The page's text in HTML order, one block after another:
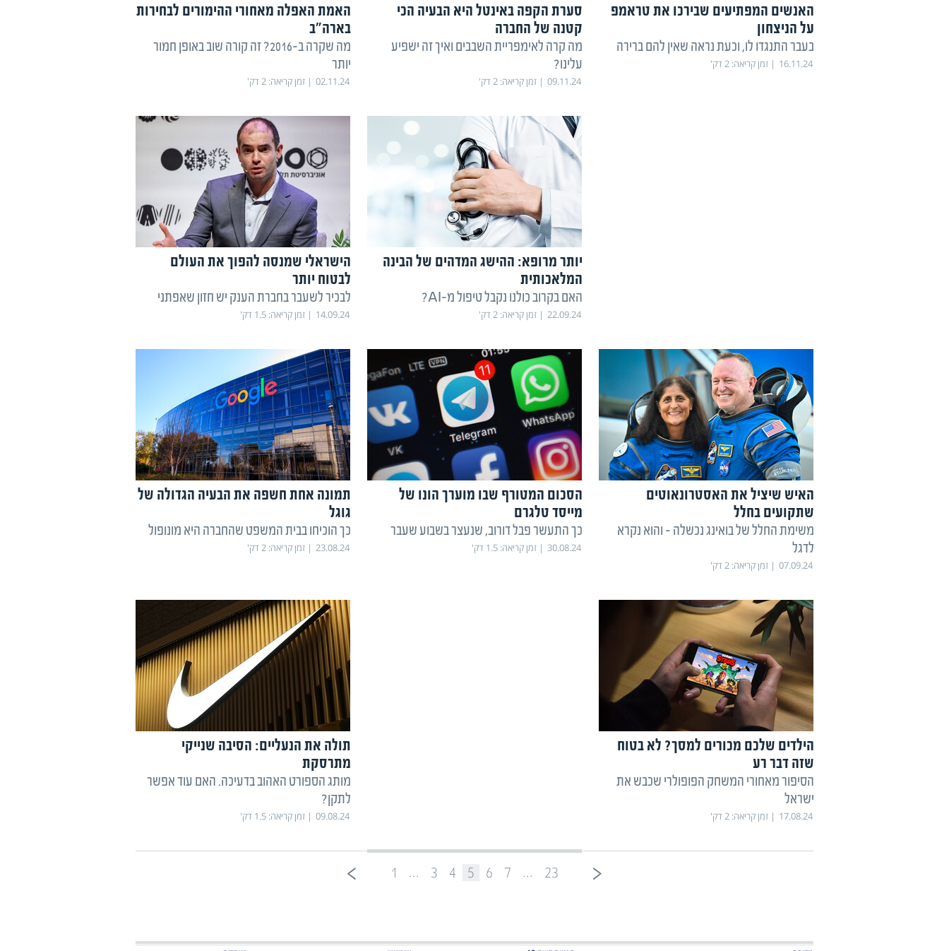
האנשים המפתיעים שבירכו את טראמפ
על הניצחון
בעבר התנגדו לו, וכעת נראה שאין להם ברירה
16.11.24 זמן קריאה:2 דק'
סערת הקפה באינטל היא הבעיה הכי
קטנה של החברה
מה קרה לאימפריית השבבים ואיך זה ישפיע
עלינו?
09.11.24 זמן קריאה:2 דק'
האמת האפלה מאחורי ההימורים לבחירות
בארה"ב
מה שקרה ב-2016? זה קורה שוב באופן חמור
יותר
02.11.24 זמן קריאה:2 דק'
יותר מרופא: ההישג המדהים של הבינה
המלאכותית
האם בקרוב כולנו נקבל טיפול מ-AI?
22.09.24 זמן קריאה:2 דק'
הישראלי שמנסה להפוך את העולם
לבטוח יותר
לבכיר לשעבר בחברת הענק יש חזון שאפתני
14.09.24 זמן קריאה:1.5 דק'
האיש שיציל את האסטרונאוטים
שתקועים בחלל
משימת החלל של בואינג נכשלה - והוא נקרא
לדגל
07.09.24 זמן קריאה:2 דק'
הסכום המטורף שבו מוערך הונו של
מייסד טלגרם
כך התעשר פבל דורוב, שנעצר בשבוע שעבר
30.08.24 זמן קריאה:1.5 דק'
תמונה אחת חשפה את הבעיה הגדולה של
גוגל
כך הוכיחו בבית המשפט שהחברה היא מונופול
23.08.24 זמן קריאה:2 דק'
הילדים שלכם מכורים למסך? לא בטוח
שזה דבר רע
הסיפור מאחורי המשחק הפופולרי שכבש את
ישראל
17.08.24 זמן קריאה:2 דק'
תולה את הנעליים: הסיבה שנייקי
מתרסקת
מותג הספורט האהוב בדעיכה. האם עוד אפשר
לתקן?
09.08.24 זמן קריאה:1.5 דק'
1 ... 3 4 5 6 7 ... 23